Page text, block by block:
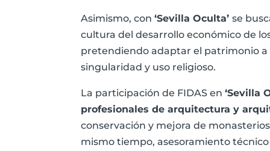
Asimismo, con‘Sevilla Oculta’se
cultura del desarrollo económico de
pretendiendo adaptar el patrimonio a
singularidad y uso religioso.
La participación de FIDAS en‘Sevilla
profesionales de arquitectura y
conservación y mejora de
mismo tiempo, asesoramiento